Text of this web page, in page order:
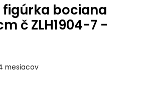
figúrka bociana
č ZLH1904-7 -
mesiacov